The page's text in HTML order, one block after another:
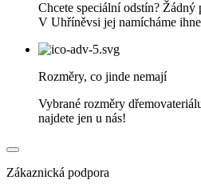
Chcete speciální odstín? Žádný
V Uhříněvsi jej namícháme
Rozměry, co jinde nemají
Vybrané rozměry
najdete jen u nás!
Zákaznická podpora